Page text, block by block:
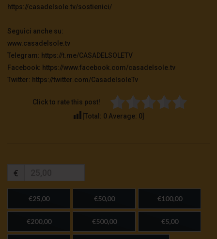
https://casadelsole.tv/sostienici/
Seguici anche su:
www.casadelsole.tv
Telegram: https://t.me/CASADELSOLETV
Facebook: https://www.facebook.com/casadelsole.tv
Twitter: https://twitter.com/CasadelsoleTv
Click to rate this post!
[Total: 0 Average: 0
€
€25,00 €50,00 €100,00
€200,00 €500,00 €5,00